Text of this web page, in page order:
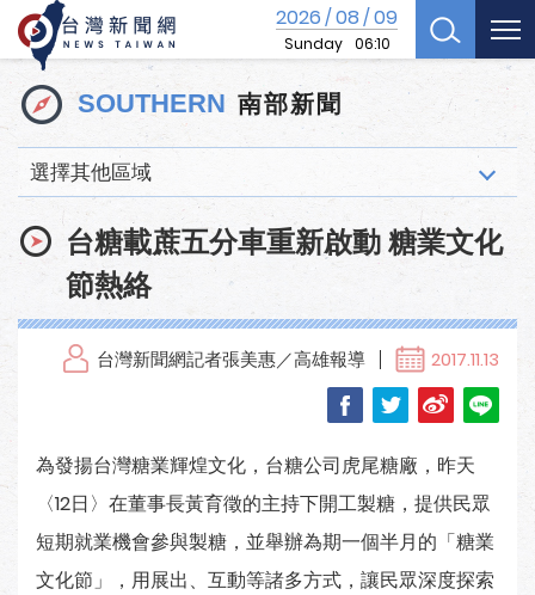
2026/08/09
Sunday 06:10
SOUTHERN 南部新聞
選擇其他區域
台糖載蔗五分車重新啟動 糖業文化
節熱絡
台灣新聞網記者張美惠／高雄報導 2017.11.13
為發揚台灣糖業輝煌文化，台糖公司虎尾糖廠，昨天
〈12日〉在董事長黃育徵的主持下開工製糖，提供民眾
短期就業機會參與製糖，並舉辦為期一個半月的「糖業
文化節」，用展出、互動等諸多方式，讓民眾深度探索